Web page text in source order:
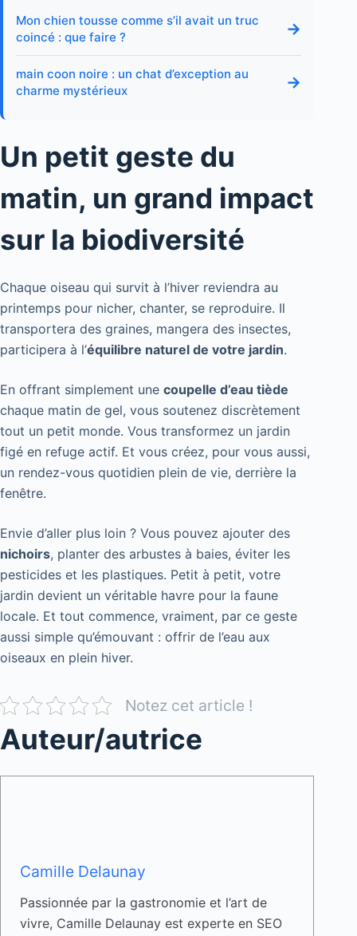
Mon chien tousse comme s’il avait un truc
coincé : que faire ?
→
main coon noire : un chat d’exception au
charme mystérieux
→
Un petit geste du
matin, un grand impact
sur la biodiversité
Chaque oiseau qui survit à l’hiver reviendra au
printemps pour nicher, chanter, se reproduire. Il
transportera des graines, mangera des insectes,
participera à l’équilibre naturel de votre jardin.
En offrant simplement une coupelle d’eau tiède
chaque matin de gel, vous soutenez discrètement
tout un petit monde. Vous transformez un jardin
figé en refuge actif. Et vous créez, pour vous aussi,
un rendez-vous quotidien plein de vie, derrière la
fenêtre.
Envie d’aller plus loin ? Vous pouvez ajouter des
nichoirs, planter des arbustes à baies, éviter les
pesticides et les plastiques. Petit à petit, votre
jardin devient un véritable havre pour la faune
locale. Et tout commence, vraiment, par ce geste
aussi simple qu’émouvant : offrir de l’eau aux
oiseaux en plein hiver.
Notez cet article !
Auteur/autrice
Camille Delaunay
Passionnée par la gastronomie et l’art de
vivre, Camille Delaunay est experte en SEO